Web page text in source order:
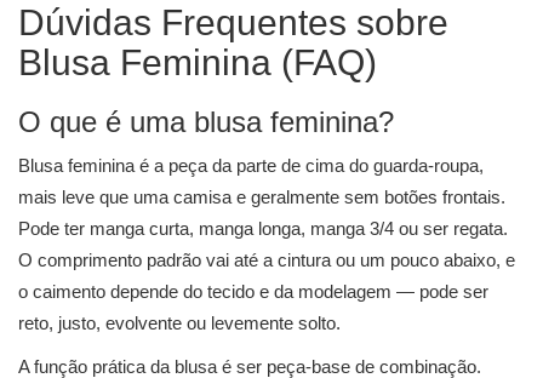
Dúvidas Frequentes sobre
Blusa Feminina (FAQ)
O que é uma blusa feminina?
Blusa feminina é a peça da parte de cima do guarda-roupa,
mais leve que uma camisa e geralmente sem botões frontais.
Pode ter manga curta, manga longa, manga 3/4 ou ser regata.
O comprimento padrão vai até a cintura ou um pouco abaixo, e
o caimento depende do tecido e da modelagem — pode ser
reto, justo, evolvente ou levemente solto.
A função prática da blusa é ser peça-base de combinação.